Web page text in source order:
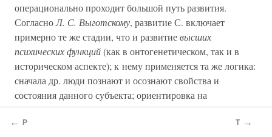
операционально проходит большой путь развития.
СогласноЛ. С. Выготскому, развитие С. включает
примерно те же стадии, что и развитиевысших
психических функций(как в онтогенетическом, так и в
историческом аспекте); к нему применяется та же логика:
сначала др. люди познают и осознают свойства и
состояния данного субъекта; ориентировка на
внутренние свойства и состояния ребенка включается
взрослыми в содержание совокупной и совместной
← Р Т →